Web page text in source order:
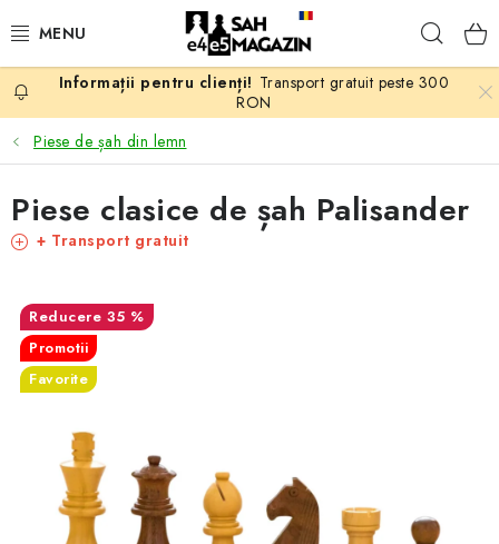
PROMOTII
ȘAH
PIESE DE ȘAH
CEAS DE ȘAH
CĂRȚI DE ȘAH
ANTICARIAT
ȘAH ONLINE
Transport gratuit peste 300
RON
Piese de șah din lemn
Piese clasice de șah Palisander
+ Transport gratuit
35 %
Promotii
Favorite